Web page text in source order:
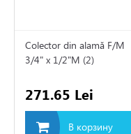
Colector din alamă F/M
3/4" х 1/2"M (2)
271.65 Lei
В корзину